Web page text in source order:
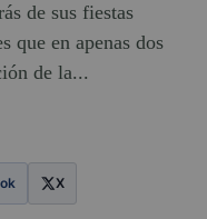
de sus fiestas
que en apenas dos
de la...
X